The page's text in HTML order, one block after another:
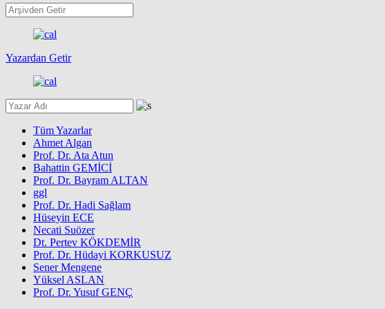
Yazardan Getir
Tüm Yazarlar
Ahmet Algan
Prof. Dr. Ata Atun
Bahattin GEMİCİ
Prof. Dr. Bayram ALTAN
ggl
Prof. Dr. Hadi Sağlam
Hüseyin ECE
Necati Suözer
Dt. Pertev KÖKDEMİR
Prof. Dr. Hüdayi KORKUSUZ
Sener Mengene
Yüksel ASLAN
Prof. Dr. Yusuf GENÇ